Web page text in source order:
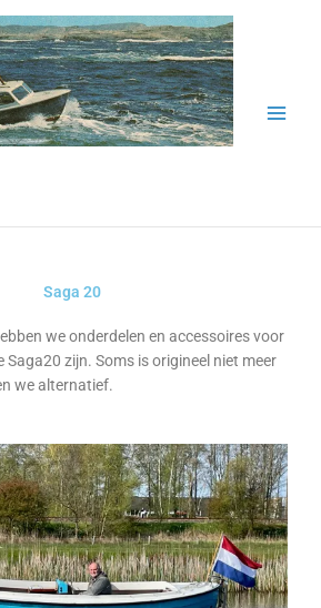
Saga 20
we onderdelen en accessoires voor
Saga20 zijn. Soms is origineel niet meer
we alternatief.